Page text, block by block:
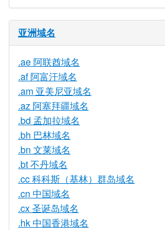
亚洲域名
.ae 阿联酋域名
.af 阿富汗域名
.am 亚美尼亚域名
.az 阿塞拜疆域名
.bd 孟加拉域名
.bh 巴林域名
.bn 文莱域名
.bt 不丹域名
.cc 科科斯（基林）群岛域名
.cn 中国域名
.cx 圣诞岛域名
.hk 中国香港域名